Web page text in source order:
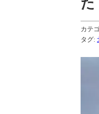
た
カテ
タグ: